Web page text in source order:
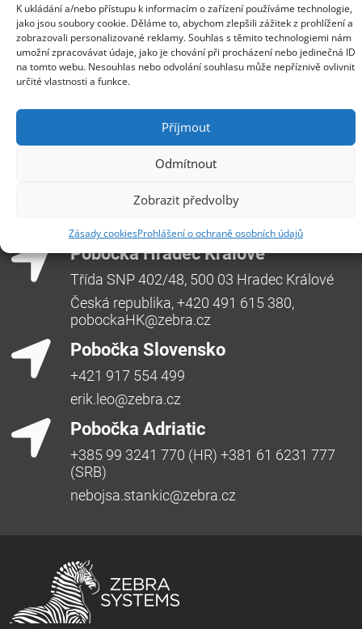
K ukládání a/nebo přístupu k informacím o zařízení používáme technologie,
jako jsou soubory cookie. Děláme to, abychom zlepšili zážitek z prohlížení a
zobrazovali personalizované reklamy. Souhlas s těmito technologiemi nám
umožní zpracovávat údaje, jako je chování při procházení nebo jedinečná ID
na tomto webu. Nesouhlas nebo odvolání souhlasu může nepříznivě ovlivnit
určité vlastnosti a funkce.
Příjmout
Odmítnout
Zobrazit předvolby
Zásady cookiesProhlášení o ochraně osobních údajů
sítích, představila hardwarový upgrade Exinda Network
Orchestrator 4062, řešení pro řízení síťového provozu a
prioritizaci aplikací, která přináší větší paměť a úložiště
zvyšující výkonnost zařízení, a přitom nižší nároky na
spotřebu...Více
Centrála Ostrava
Česká republika, +420 596 912 961,
Pobočka Hradec Králové
Třída SNP 402/48, 500 03 Hradec Králové
Česká republika, +420 491 615 380,
pobockaHK@zebra.cz
Pobočka Slovensko
+421 917 554 499
erik.leo@zebra.cz
Pobočka Adriatic
+385 99 3241 770 (HR) +381 61 6231 777
(SRB)
nebojsa.stankic@zebra.cz